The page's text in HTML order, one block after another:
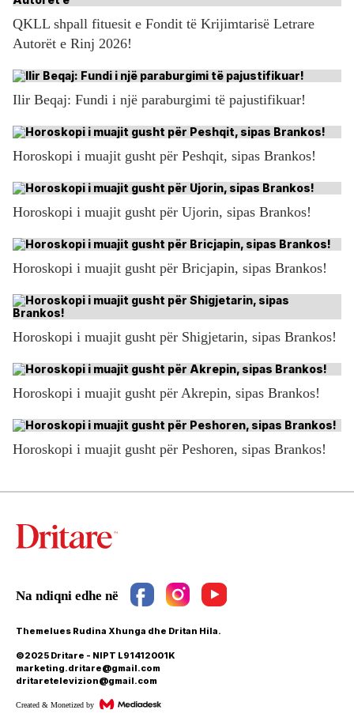
QKLL shpall fituesit e Fondit të Krijimtarisë Letrare
Autorët e Rinj 2026!
Ilir Beqaj: Fundi i një paraburgimi të pajustifikuar!
Horoskopi i muajit gusht për Peshqit, sipas Brankos!
Horoskopi i muajit gusht për Ujorin, sipas Brankos!
Horoskopi i muajit gusht për Bricjapin, sipas Brankos!
Horoskopi i muajit gusht për Shigjetarin, sipas Brankos!
Horoskopi i muajit gusht për Akrepin, sipas Brankos!
Horoskopi i muajit gusht për Peshoren, sipas Brankos!
Themelues Rudina Xhunga dhe Dritan Hila.
©2025 Dritare - NIPT L91412001K
marketing.dritare@gmail.com
dritaretelevizion@gmail.com
Created & Monetized by